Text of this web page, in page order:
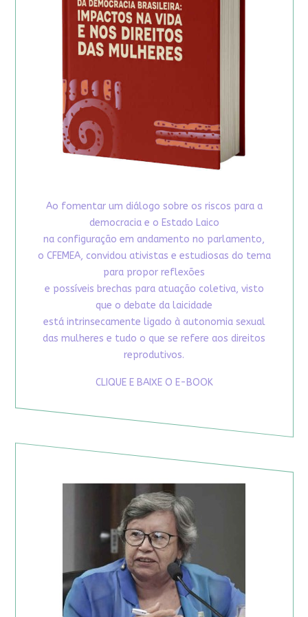
Ao fomentar um diálogo sobre os riscos para a
democracia e o Estado Laico
na configuração em andamento no parlamento,
o CFEMEA, convidou ativistas e estudiosas do tema
para propor reflexões
e possíveis brechas para atuação coletiva, visto
que o debate da laicidade
está intrinsecamente ligado à autonomia sexual
das mulheres e tudo o que se refere aos direitos
reprodutivos.
CLIQUE E BAIXE O E-BOOK